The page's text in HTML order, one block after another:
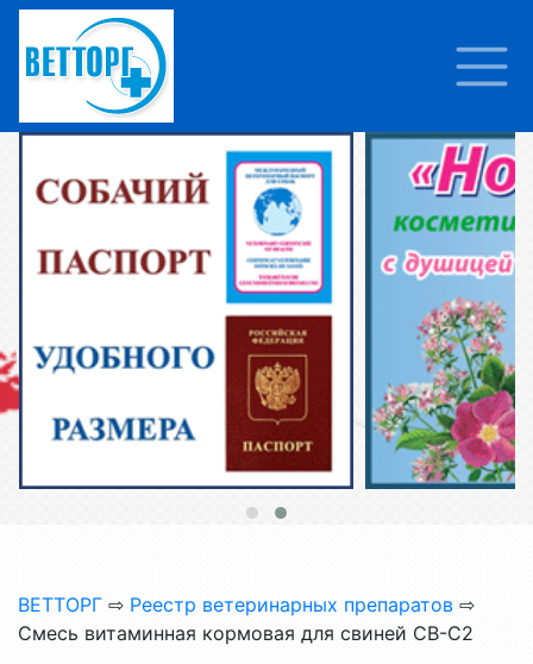
ВЕТТОРГ ⇨ Реестр ветеринарных препаратов ⇨
Смесь витаминная кормовая для свиней СВ-С2